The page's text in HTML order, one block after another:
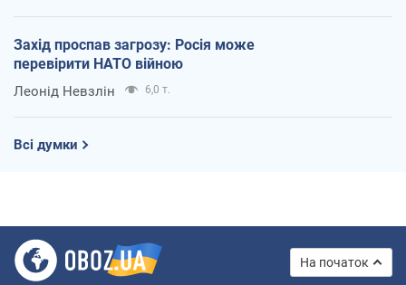
Захід проспав загрозу: Росія може
перевірити НАТО війною
Леонід Невзлін 6,0 т.
Всі думки
На початок